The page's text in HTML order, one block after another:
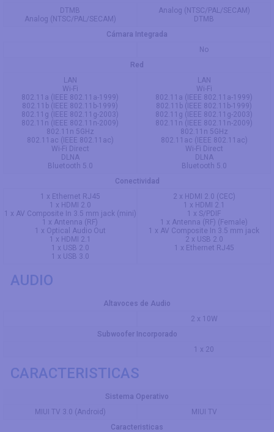
DTMB
Analog (NTSC/PAL/SECAM)
Analog (NTSC/PAL/SECAM)
DTMB
Cámara Integrada
No
Red
LAN
Wi-Fi
802.11a (IEEE 802.11a-1999)
802.11b (IEEE 802.11b-1999)
802.11g (IEEE 802.11g-2003)
802.11n (IEEE 802.11n-2009)
802.11n 5GHz
802.11ac (IEEE 802.11ac)
Wi-Fi Direct
DLNA
Bluetooth 5.0
LAN
Wi-Fi
802.11a (IEEE 802.11a-1999)
802.11b (IEEE 802.11b-1999)
802.11g (IEEE 802.11g-2003)
802.11n (IEEE 802.11n-2009)
802.11n 5GHz
802.11ac (IEEE 802.11ac)
Wi-Fi Direct
DLNA
Bluetooth 5.0
Conectividad
1 x Ethernet RJ45
1 x HDMI 2.0
1 x AV Composite In 3.5 mm jack (mini)
1 x Antenna (RF)
1 x Optical Audio Out
1 x HDMI 2.1
1 x USB 2.0
1 x USB 3.0
2 x HDMI 2.0 (CEC)
1 x HDMI 2.1
1 x S/PDIF
1 x Antenna (RF) (Female)
1 x AV Composite In 3.5 mm jack
2 x USB 2.0
1 x Ethernet RJ45
AUDIO
Altavoces de Audio
2 x 10W
Subwoofer Incorporado
1 x 20
CARACTERISTICAS
Sistema Operativo
MIUI TV 3.0 (Android)
MIUI TV
Caracteristicas